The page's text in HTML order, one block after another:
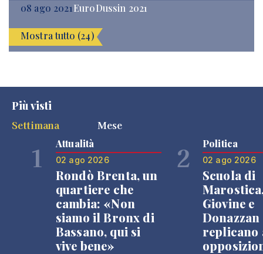
08 ago 2021EuroDussin 2021
Mostra tutto (24)
Più visti
Settimana
Mese
1 Attualità
02 ago 2026
Rondò Brenta, un
quartiere che
cambia: «Non
siamo il Bronx di
Bassano, qui si
vive bene»
2 Politica
02 ago 2026
Scuola di
Giovine e
Donazzan
replicano